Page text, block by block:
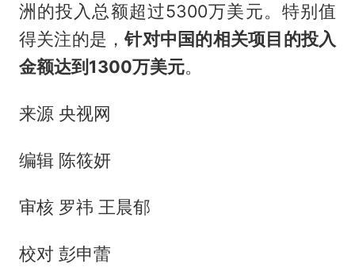
洲的投入总额超过5300万美元。特别值
得关注的是，针对中国的相关项目的投入
金额达到1300万美元。
来源 央视网
编辑 陈筱妍
审核 罗祎 王晨郁
校对 彭申蕾